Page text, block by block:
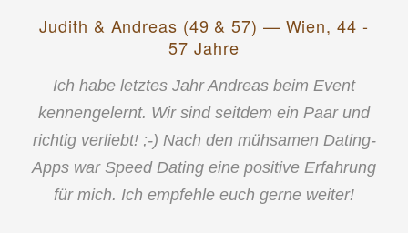
Judith & Andreas (49 & 57) — Wien, 44 -
57 Jahre
Ich habe letztes Jahr Andreas beim Event
kennengelernt. Wir sind seitdem ein Paar und
richtig verliebt! ;-) Nach den mühsamen Dating-
Apps war Speed Dating eine positive Erfahrung
für mich. Ich empfehle euch gerne weiter!